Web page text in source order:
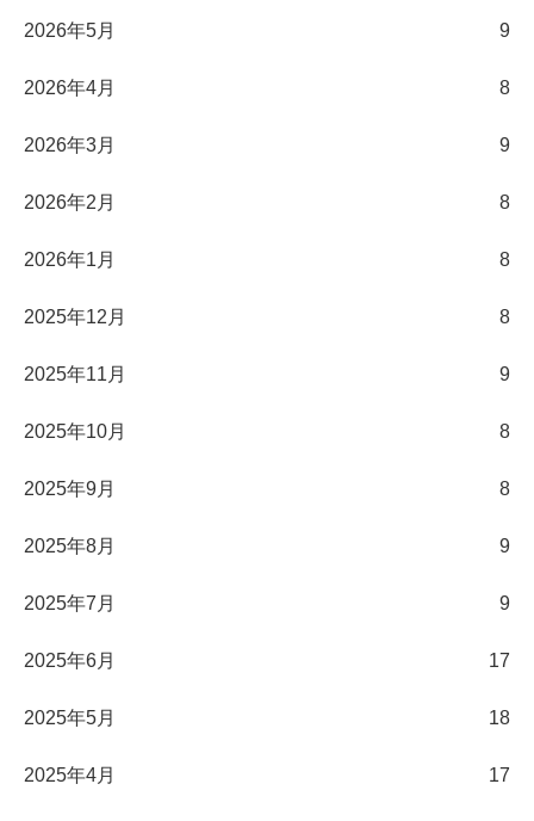
2026年5月 9
2026年4月 8
2026年3月 9
2026年2月 8
2026年1月 8
2025年12月 8
2025年11月 9
2025年10月 8
2025年9月 8
2025年8月 9
2025年7月 9
2025年6月 17
2025年5月 18
2025年4月 17